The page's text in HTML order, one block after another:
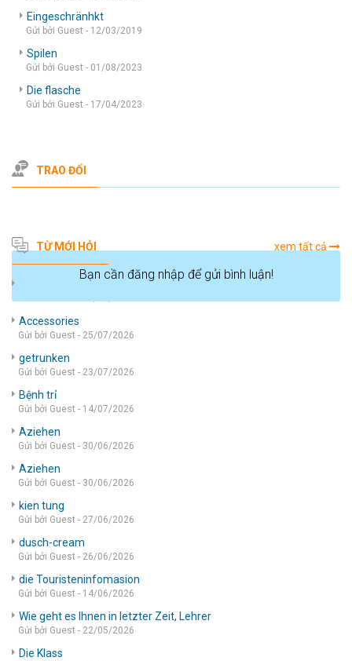
Eingeschränhkt
Gửi bởi Guest - 12/03/2019
Spilen
Gửi bởi Guest - 01/08/2023
Die flasche
Gửi bởi Guest - 17/04/2023
TRAO ĐỔI
Bạn cần đăng nhập để gửi bình luận!
TỪ MỚI HỎI xem tất cả
Accessories
Gửi bởi Guest - 25/07/2026
getrunken
Gửi bởi Guest - 23/07/2026
Bệnh trỉ
Gửi bởi Guest - 14/07/2026
Aziehen
Gửi bởi Guest - 30/06/2026
Aziehen
Gửi bởi Guest - 30/06/2026
kien tung
Gửi bởi Guest - 27/06/2026
dusch-cream
Gửi bởi Guest - 26/06/2026
die Touristeninfomasion
Gửi bởi Guest - 14/06/2026
Wie geht es Ihnen in letzter Zeit, Lehrer
Gửi bởi Guest - 22/05/2026
Die Klass